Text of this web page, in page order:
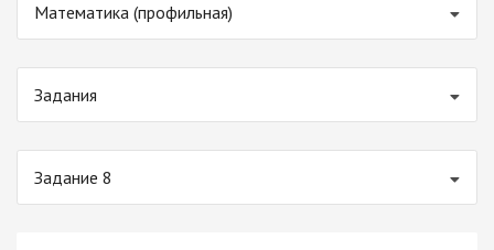
Математика (профильная)
Задания
Задание 8